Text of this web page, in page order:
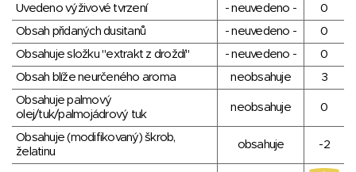
Uvedeno výživové tvrzení
- neuvedeno -
0
Obsah přidaných dusitanů
- neuvedeno -
0
Obsahuje složku "extrakt z droždí"
- neuvedeno -
0
Obsah blíže neurčeného aroma
neobsahuje
3
Obsahuje palmový
olej/tuk/palmojádrový tuk
neobsahuje 0
Obsahuje (modifikovaný) škrob,
želatinu
obsahuje -2